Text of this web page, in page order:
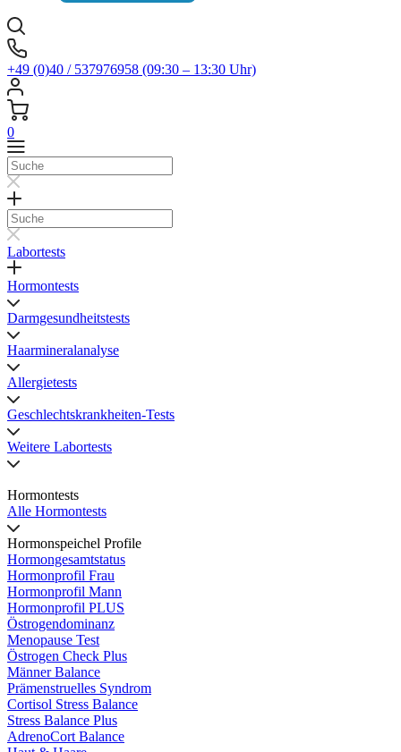
+49 (0)40 / 537976958 (09:30 – 13:30 Uhr)
0
Suche
Suche
Labortests
Hormontests
Darmgesundheitstests
Haarmineralanalyse
Allergietests
Geschlechtskrankheiten-Tests
Weitere Labortests
Hormontests
Alle Hormontests
Hormonspeichel Profile
Hormongesamtstatus
Hormonprofil Frau
Hormonprofil Mann
Hormonprofil PLUS
Östrogendominanz
Menopause Test
Östrogen Check Plus
Männer Balance
Prämenstruelles Syndrom
Cortisol Stress Balance
Stress Balance Plus
AdrenoCort Balance